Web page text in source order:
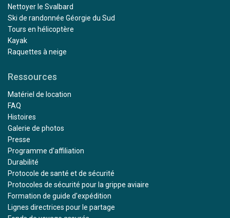
Nettoyer le Svalbard
Ski de randonnée Géorgie du Sud
Tours en hélicoptère
Kayak
Raquettes à neige
Ressources
Matériel de location
FAQ
Histoires
Galerie de photos
Presse
Programme d'affiliation
Durabilité
Protocole de santé et de sécurité
Protocoles de sécurité pour la grippe aviaire
Formation de guide d'expédition
Lignes directrices pour le partage